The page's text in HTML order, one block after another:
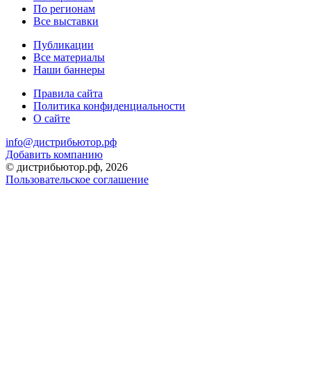
По регионам
Все выставки
Публикации
Все материалы
Наши баннеры
Правила сайта
Политика конфиденциальности
О сайте
info@дистрибьютор.рф
Добавить компанию
© дистрибьютор.рф, 2026
Пользовательское соглашение